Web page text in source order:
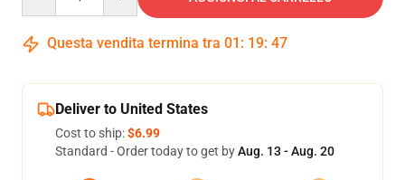
Questa vendita termina tra 01 : 19: 46
Deliver to United States
Cost to ship:$6.99
Standard - Order today to get byAug. 13 - Aug. 20